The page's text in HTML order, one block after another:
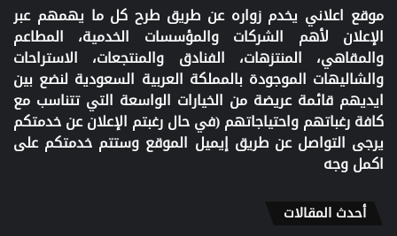
موقع اعلاني يخدم زواره عن طريق طرح كل ما يهمهم عبر
الإعلان لأهم الشركات والمؤسسات الخدمية، المطاعم
والمقاهي، المنتزهات، الفنادق والمنتجعات، الاستراحات
والشاليهات الموجودة بالمملكة العربية السعودية لنضع بين
ايديهم قائمة عريضة من الخيارات الواسعة التي تتناسب مع
كافة رغباتهم واحتياجاتهم (في حال رغبتم الإعلان عن خدمتكم
يرجى التواصل عن طريق إيميل الموقع وستتم خدمتكم على
اكمل وجه
أحدث المقالات